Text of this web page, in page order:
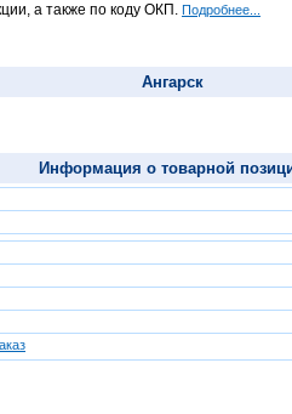
а также по коду ОКП. Подробнее...
Ангарск
Информация о товарной